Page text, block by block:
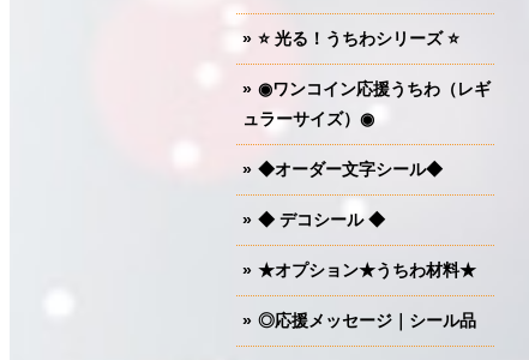
⭐️ 光る！うちわシリーズ ⭐️
◉ワンコイン応援うちわ（レギ
ュラーサイズ）◉
◆オーダー文字シール◆
◆ デコシール ◆
★オプション★うちわ材料★
◎応援メッセージ｜シール品